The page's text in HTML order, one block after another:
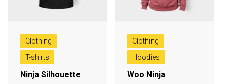
Clothing
T-shirts
Ninja Silhouette
Clothing
Hoodies
Woo Ninja